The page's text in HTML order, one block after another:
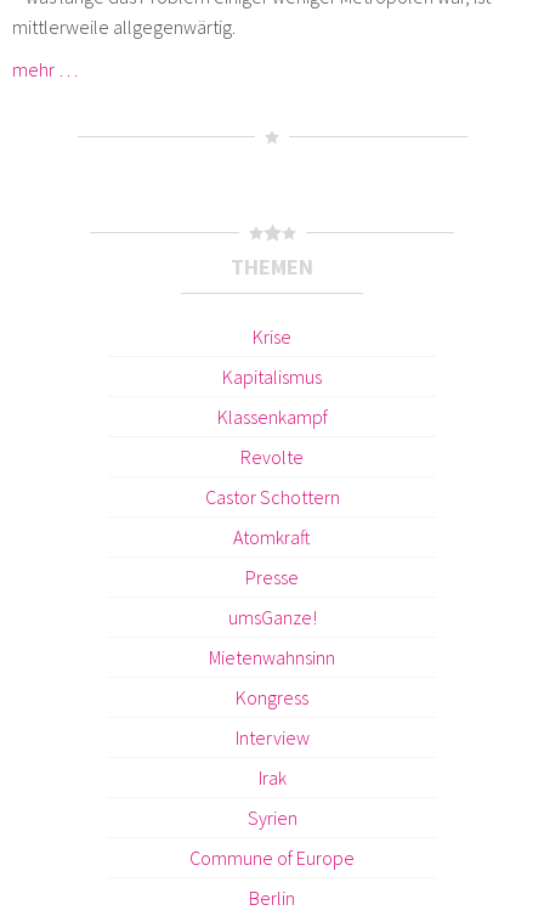
mittlerweile allgegenwärtig.
mehr …
THEMEN
Krise
Kapitalismus
Klassenkampf
Revolte
Castor Schottern
Atomkraft
Presse
umsGanze!
Mietenwahnsinn
Kongress
Interview
Irak
Syrien
Commune of Europe
Berlin